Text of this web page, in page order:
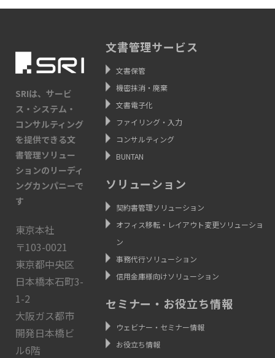
SRIは、サービ
ス・システム・
コンサルティング
を提供できる文
書管理ソリュー
ションのリーディ
ングカンパニーで
す
東京本社
〒103-0021
東京都中央区
日本橋本石町3-
1-2
大阪ガス都市
開発日本橋ビ
ル6階
文書管理サービス
文書保管
機密抹消・廃棄
文書電子化
ファイリング・入力
コンサルティング
BUNTAN
ソリューション
契約書管理ソリューション
オフィス移転・レイアウト変更ソリューショ
ン
事務代行ソリューション
信用金庫様向けソリューション
セミナー・お役立ち情報
ウェビナー・セミナー情報
お役立ち情報